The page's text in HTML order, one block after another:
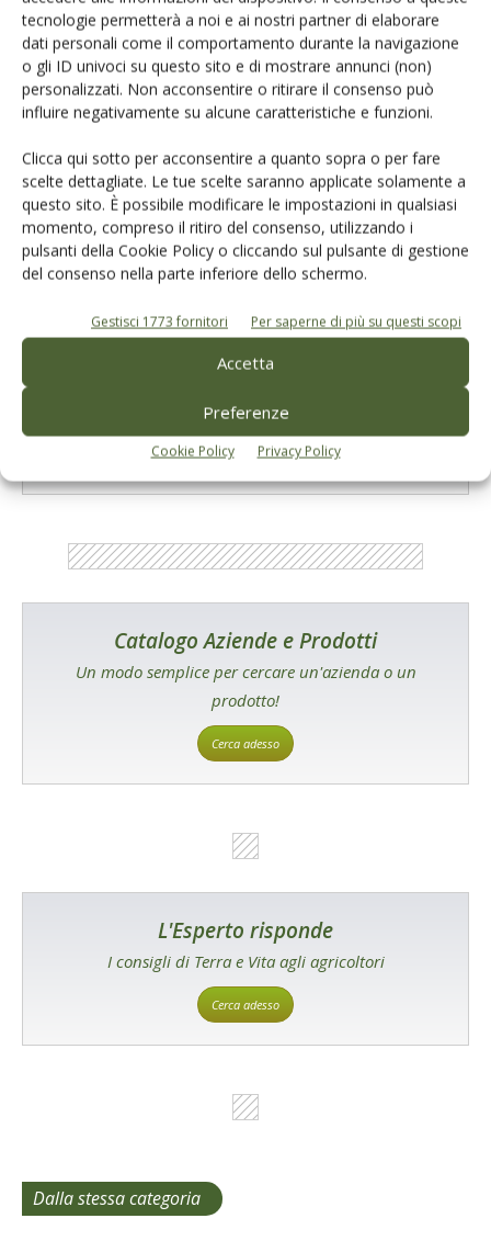
tecnologie permetterà a noi e ai nostri partner di elaborare
dati personali come il comportamento durante la navigazione
o gli ID univoci su questo sito e di mostrare annunci (non)
personalizzati. Non acconsentire o ritirare il consenso può
influire negativamente su alcune caratteristiche e funzioni.
Clicca qui sotto per acconsentire a quanto sopra o per fare
scelte dettagliate. Le tue scelte saranno applicate solamente a
questo sito. È possibile modificare le impostazioni in qualsiasi
momento, compreso il ritiro del consenso, utilizzando i
pulsanti della Cookie Policy o cliccando sul pulsante di gestione
del consenso nella parte inferiore dello schermo.
Gestisci 1773 fornitori Per saperne di più su questi scopi
Accetta
Preferenze
Cookie Policy Privacy Policy
Salva il mio nome, email e sito web in questo browser per la
prossima volta che commento.
Tecniche, prodotti e servizi dalle aziende
Catalogo Aziende e Prodotti
Un modo semplice per cercare un'azienda o un
prodotto!
Cerca adesso
L'Esperto risponde
I consigli di Terra e Vita agli agricoltori
Cerca adesso
Dalla stessa categoria